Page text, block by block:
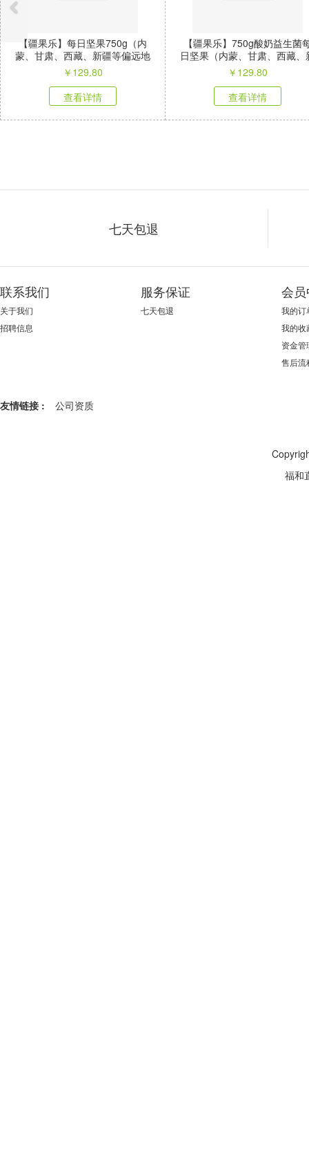
【疆果乐】每日坚果750g（内
蒙、甘肃、西藏、新疆等偏远地
区不发）
￥ 129.80
查看详情
【疆果乐】750g酸奶益生菌
日坚果（内蒙、甘肃、西藏、
疆等偏远地区不发）
￥ 129.80
查看详情
七天包退
联系我们
关于我们
招聘信息
服务保证
七天包退
会
我的订
我的收
资金管
售后流
友情链接 : 公司资质
福和